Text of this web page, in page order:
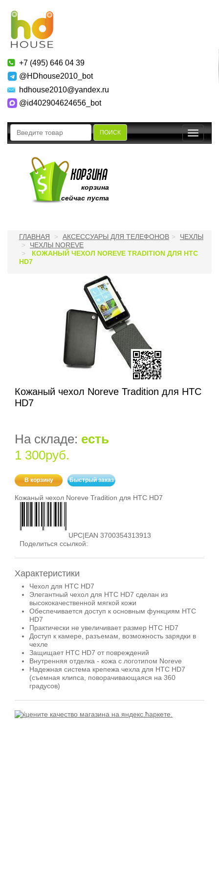
+7 (495) 646 04 39
@HDhouse2010_bot
hdhouse2010@yandex.ru
@id402904624656_bot
ПОИСК
Toggle
корзина
сейчас пуста
ГЛАВНАЯ АКСЕССУАРЫ ДЛЯ ТЕЛЕФОНОВ
ЧЕХЛЫ
ЧЕХЛЫ NOREVE
КОЖАНЫЙ ЧЕХОЛ NOREVE TRADITION ДЛЯ HTC
HD7
Кожаный чехол Noreve Tradition для HTC
HD7
На складе: есть
1 300руб.
В корзину Быстрый заказ
Кожаный чехол Noreve Tradition для HTC HD7
UPC|EAN 3700354313913
Поделиться ссылкой:
Характеристики
Чехол для HTC HD7
Элегантный чехол для HTC HD7 сделан из
высококачественной мягкой кожи
Обеспечивается доступ к основным функциям HTC
HD7
Практически не увеличивает размер HTC HD7
Доступ к камере, разъемам, возможность зарядки в
чехле
Защищает HTC HD7 от повреждений
Внутренняя отделка - кожа с логотипом Noreve
Надежная система крепежа чехла для HTC HD7
(съемная клипса, поворачивающаяся на 360
градусов)